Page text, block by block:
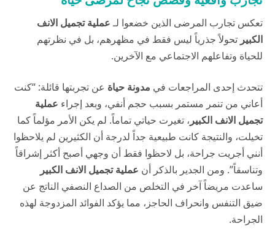
تعكس تجارب المرضى الذين خضعوا لـعملية تجميل الانف
الكبير تحولاً جذرياً ليس فقط في مظهرهم، بل في نظرتهم
للحياة وتفاعلهم الاجتماعي مع الآخرين.
تتحدث إحدى المراجعات في مدونة حياة عن تجربتها قائلة: “كنت
أعاني من تنمر مستمر بسبب حجم أنفي، وبعد إجراء عملية
تجميل الانف الكبير، تغيرت حياتي تماماً. لم يكن الأمر مؤلماً كما
تخيلت، والنتيجة كانت طبيعية جداً لدرجة أن الكثيرين لم يلاحظوا
أنني أجريت جراحة، بل لاحظوا فقط أن وجهي أصبح أكثر إشراقاً
وتناسقاً”. ومن الجدير بالذكر أن عملية تجميل الانف الكبير
ساعدت مريضاً آخر في التخلص من الصداع النصفي الناتج عن
ضيق التنفس وانحراف الحاجز، مما يؤكد الفوائد المزدوجة لهذه
الجراحة.